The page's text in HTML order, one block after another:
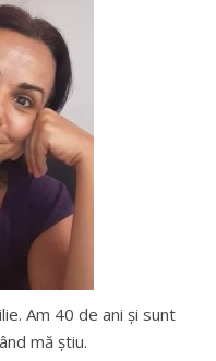
Am 40 de ani şi sunt
mă ştiu.